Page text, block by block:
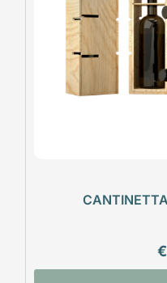
€